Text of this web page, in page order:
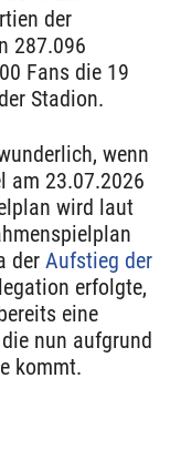
der
287.096
Fans die 19
Stadion.
wenn
am 23.07.2026
wird laut
der Aufstieg der
erfolgte,
eine
nun aufgrund
kommt.